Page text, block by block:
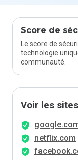
Score de
Le score de
technologie
communauté.
Voir les
netflix.com